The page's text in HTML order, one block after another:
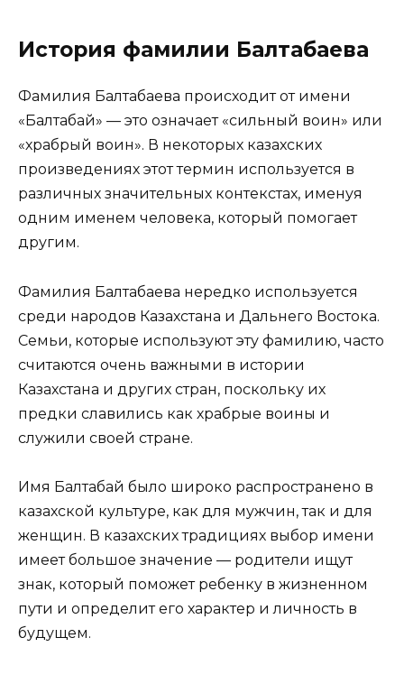
История фамилии Балтабаева
Фамилия Балтабаева происходит от имени
«Балтабай» — это означает «сильный воин» или
«храбрый воин». В некоторых казахских
произведениях этот термин используется в
различных значительных контекстах, именуя
одним именем человека, который помогает
другим.
Фамилия Балтабаева нередко используется
среди народов Казахстана и Дальнего Востока.
Семьи, которые используют эту фамилию, часто
считаются очень важными в истории
Казахстана и других стран, поскольку их
предки славились как храбрые воины и
служили своей стране.
Имя Балтабай было широко распространено в
казахской культуре, как для мужчин, так и для
женщин. В казахских традициях выбор имени
имеет большое значение — родители ищут
знак, который поможет ребенку в жизненном
пути и определит его характер и личность в
будущем.